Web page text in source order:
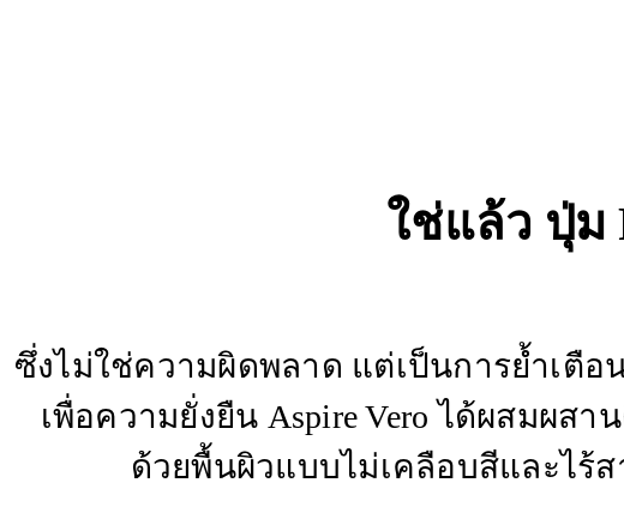
ใช่แล้ว ปุ่ม
ซึ่งไม่ใช่ความผิดพลาด แต่เป็นการย้ำเตื
เพื่อความยั่งยืน Aspire Vero ได้ผสมผส
ด้วยพื้นผิวแบบไม่เคลือบสีและไร้